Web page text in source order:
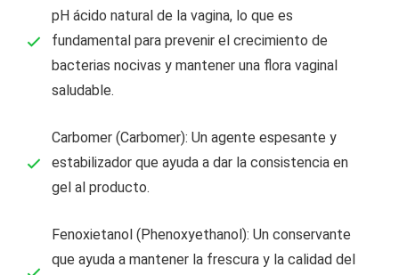
pH ácido natural de la vagina, lo que es
fundamental para prevenir el crecimiento de
bacterias nocivas y mantener una flora vaginal
saludable.
Carbomer (Carbomer): Un agente espesante y
estabilizador que ayuda a dar la consistencia en
gel al producto.
Fenoxietanol (Phenoxyethanol): Un conservante
que ayuda a mantener la frescura y la calidad del